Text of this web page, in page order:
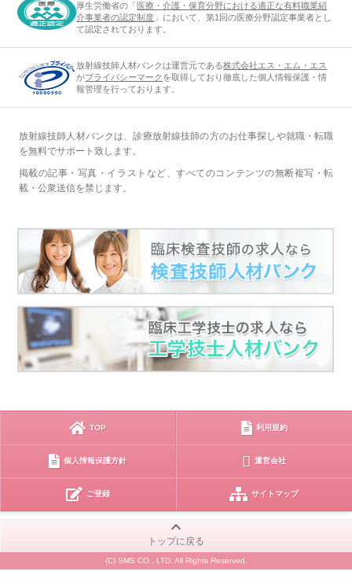
厚生労働省の「 医療・介護・保育分野における適正な有料職業紹
介事業者の認定制度 」において、第1回の医療分野認定事業者とし
て認定されております。
放射線技師人材バンクは運営元である株式会社エス・エム・エス
がプライバシーマーク を取得しており徹底した個人情報保護・情
報管理を行っております。
放射線技師人材バンクは、診療放射線技師の方のお仕事探しや就職・転職
を無料でサポート致します。
掲載の記事・写真・イラストなど、すべてのコンテンツの無断複写・転
載・公衆送信を禁じます。
TOP 利用規約
個人情報保護方針 運営会社
ご登録 サイトマップ
トップに戻る
(C) SMS CO., LTD. All Rights Reserved.